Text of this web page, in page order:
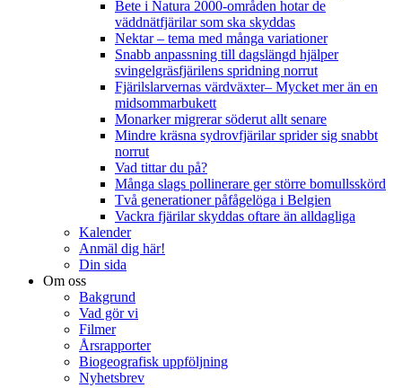
Bete i Natura 2000-områden hotar de
väddnätfjärilar som ska skyddas
Nektar – tema med många variationer
Snabb anpassning till dagslängd hjälper
svingelgräsfjärilens spridning norrut
Fjärilslarvernas värdväxter– Mycket mer än en
midsommarbukett
Monarker migrerar söderut allt senare
Mindre kräsna sydrovfjärilar sprider sig snabbt
norrut
Vad tittar du på?
Många slags pollinerare ger större bomullsskörd
Två generationer påfågelöga i Belgien
Vackra fjärilar skyddas oftare än alldagliga
Kalender
Anmäl dig här!
Din sida
Om oss
Bakgrund
Vad gör vi
Filmer
Årsrapporter
Biogeografisk uppföljning
Nyhetsbrev